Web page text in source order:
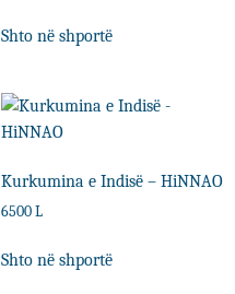
Shto në shportë
Kurkumina e Indisë – HiNNAO
6500 L
Shto në shportë